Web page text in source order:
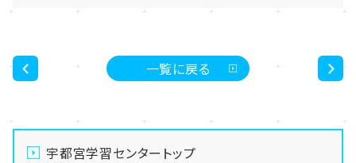
一覧に戻る
宇都宮学習センタートップ